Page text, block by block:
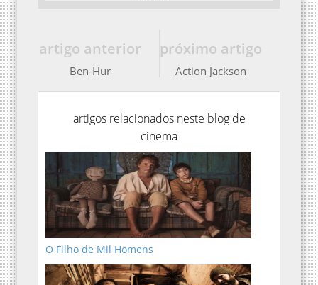
próximo artigo
Action Jackson
artigo anterior
Ben-Hur
artigos relacionados neste blog de
cinema
O Filho de Mil Homens